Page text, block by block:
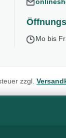
Mo bis
zzgl.